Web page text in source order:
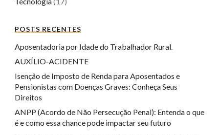
POSTS RECENTES
Aposentadoria por Idade do Trabalhador Rural.
AUXÍLIO-ACIDENTE
Isenção de Imposto de Renda para Aposentados e
Pensionistas com Doenças Graves: Conheça Seus
Direitos
ANPP (Acordo de Não Persecução Penal): Entenda o que
é e como essa chance pode impactar seu futuro